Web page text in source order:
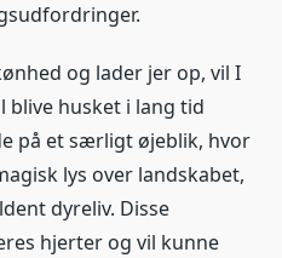
og lader jer op, vil I
blive husket i lang tid
på et særligt øjeblik, hvor
lys over landskabet,
dyreliv. Disse
hjerter og vil kunne